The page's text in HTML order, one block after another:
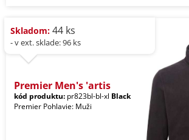
Skladom: 44 ks
- v ext. sklade: 96 ks
Premier Men's 'artis
kód produktu: pr823bl-bl-xl Black
Premier Pohlavie: Muži